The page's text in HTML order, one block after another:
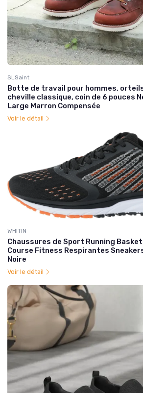
SLSaint
Botte de travail pour hommes, orteils
cheville classique, coin de 6 pouces
Large Marron Compensée
Voir le détail
WHITIN
Chaussures de Sport Running
Course Fitness Respirantes
Noire
Voir le détail